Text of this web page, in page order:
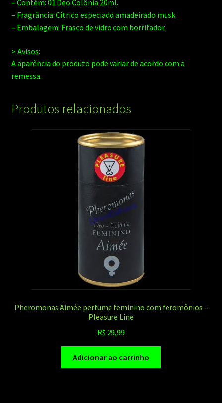
– Contém: 01 Deo Colônia 20ml.
– Fragrância: Cítrico especiado amadeirado musk.
– Embalagem: Frasco de vidro com borrifador.
> Avisos:
A aparência do produto pode variar de acordo com a
remessa.
Produtos relacionados
Pheromonas Aimée perfume feminino com feromônios –
Pleasure Line
R$ 29,99
Adicionar ao carrinho